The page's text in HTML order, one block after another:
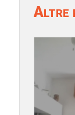
Altre